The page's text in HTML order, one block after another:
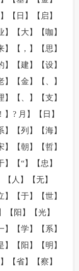
【日】【启】
】【大】【咖】
】【，】【思】
】【建】【设】
】【金】【、】
】【、】【支】
? 月】【日】
】【列】【海】
】【朝】【哲】
【“】【忠】
人】【无】
】【于】【世】
【阳】【光】
】【学】【系】
】【阳】【明】
【省】【察】